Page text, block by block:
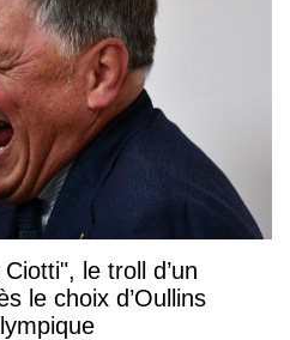
le troll d’un
le choix d’Oullins